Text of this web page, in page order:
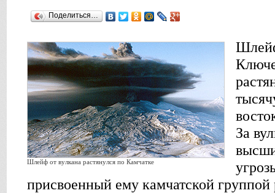
Поделиться…
Шлейф от вулкана растянулся по Камчатке
За
присвоенный ему камчатской группой